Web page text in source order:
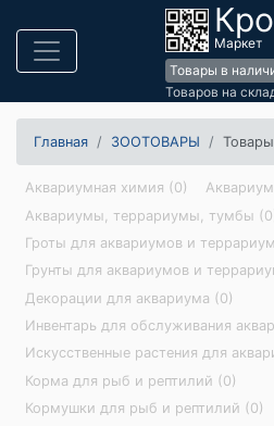
Маркет
Товары в
Товаров на
Главная ЗООТОВАРЫ
Аквариумная химия (0)
Аквариумы, террариумы, тумбы
Гроты для аквариумов и
Грунты для аквариумов и
Декорации для аквариума (0)
Инвентарь для обслуживания
Искусственные растения для
Корма для рыб и рептилий (0)
Кормушки для рыб и рептилий (0)